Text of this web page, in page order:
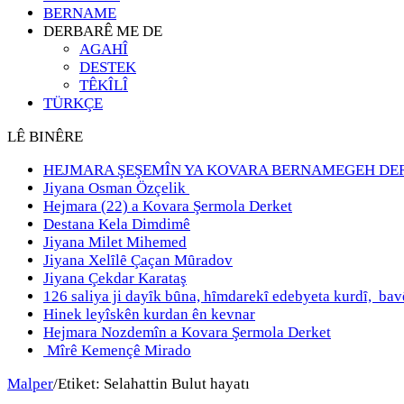
BERNAME
DERBARÊ ME DE
AGAHÎ
DESTEK
TÊKÎLÎ
TÜRKÇE
LÊ BINÊRE
HEJMARA ŞEŞEMÎN YA KOVARA BERNAMEGEH
Jiyana Osman Özçelik
Hejmara (22) a Kovara Şermola Derket
Destana Kela Dimdimê
Jiyana Milet Mihemed
Jiyana Xelȋlȇ Çaçan Mȗradov
Jiyana Çekdar Karataş
126 saliya ji dayȋk bȗna, hȋmdarekȋ edebyeta kurdȋ,
Hinek leyîskên kurdan ên kevnar
Hejmara Nozdemîn a Kovara Şermola Derket
Mîrê Kemençê Mirado
Malper/Etiket: Selahattin Bulut hayatı